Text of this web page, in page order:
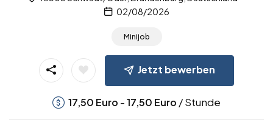
02/08/2026
Minijob
Jetzt bewerben
17,50 Euro -17,50 Euro / Stunde